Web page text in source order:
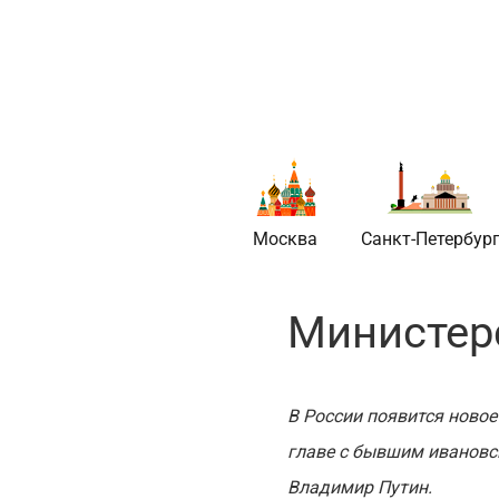
Новое в
Москва Санкт-Петербург
В России появится
главе с бывшим
Владимир Путин.